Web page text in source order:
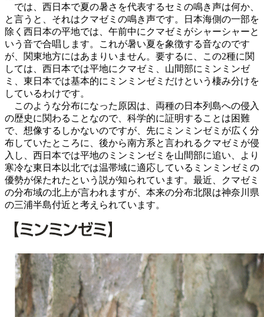
では、西日本で夏の暑さを代表するセミの鳴き声は何か、
と言うと、それはクマゼミの鳴き声です。日本海側の一部を
除く西日本の平地では、午前中にクマゼミがシャーシャーと
いう音で合唱します。これが暑い夏を象徴する音なのです
が、関東地方にはあまりいません。要するに、この2種に関
しては、西日本では平地にクマゼミ、山間部にミンミンゼ
ミ、東日本では基本的にミンミンゼミだけという棲み分けを
しているわけです。
このような分布になった原因は、両種の日本列島への侵入
の歴史に関わることなので、科学的に証明することは困難
で、想像するしかないのですが、先にミンミンゼミが広く分
布していたところに、後から南方系と言われるクマゼミが侵
入し、西日本では平地のミンミンゼミを山間部に追い、より
寒冷な東日本以北では温帯域に適応しているミンミンゼミの
優勢が保たれたという説が知られています。最近、クマゼミ
の分布域の北上が言われますが、本来の分布北限は神奈川県
の三浦半島付近と考えられています。